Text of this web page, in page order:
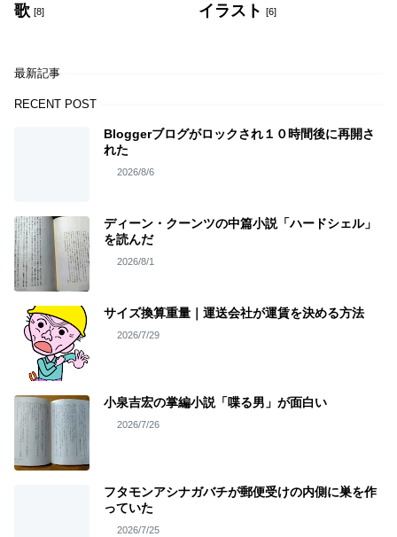
歌 [8] イラスト [6]
最新記事
RECENT POST
Bloggerブログがロックされ１０時間後に再開さ
れた
2026/8/6
ディーン・クーンツの中篇小説「ハードシェル」
を読んだ
2026/8/1
サイズ換算重量｜運送会社が運賃を決める方法
2026/7/29
小泉吉宏の掌編小説「喋る男」が面白い
2026/7/26
フタモンアシナガバチが郵便受けの内側に巣を作
っていた
2026/7/25